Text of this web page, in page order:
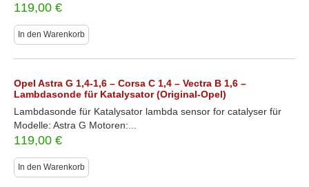
119,00 €
In den Warenkorb
Opel Astra G 1,4-1,6 – Corsa C 1,4 – Vectra B 1,6 –
Lambdasonde für Katalysator (Original-Opel)
Lambdasonde für Katalysator lambda sensor for catalyser für
Modelle: Astra G Motoren:...
119,00 €
In den Warenkorb